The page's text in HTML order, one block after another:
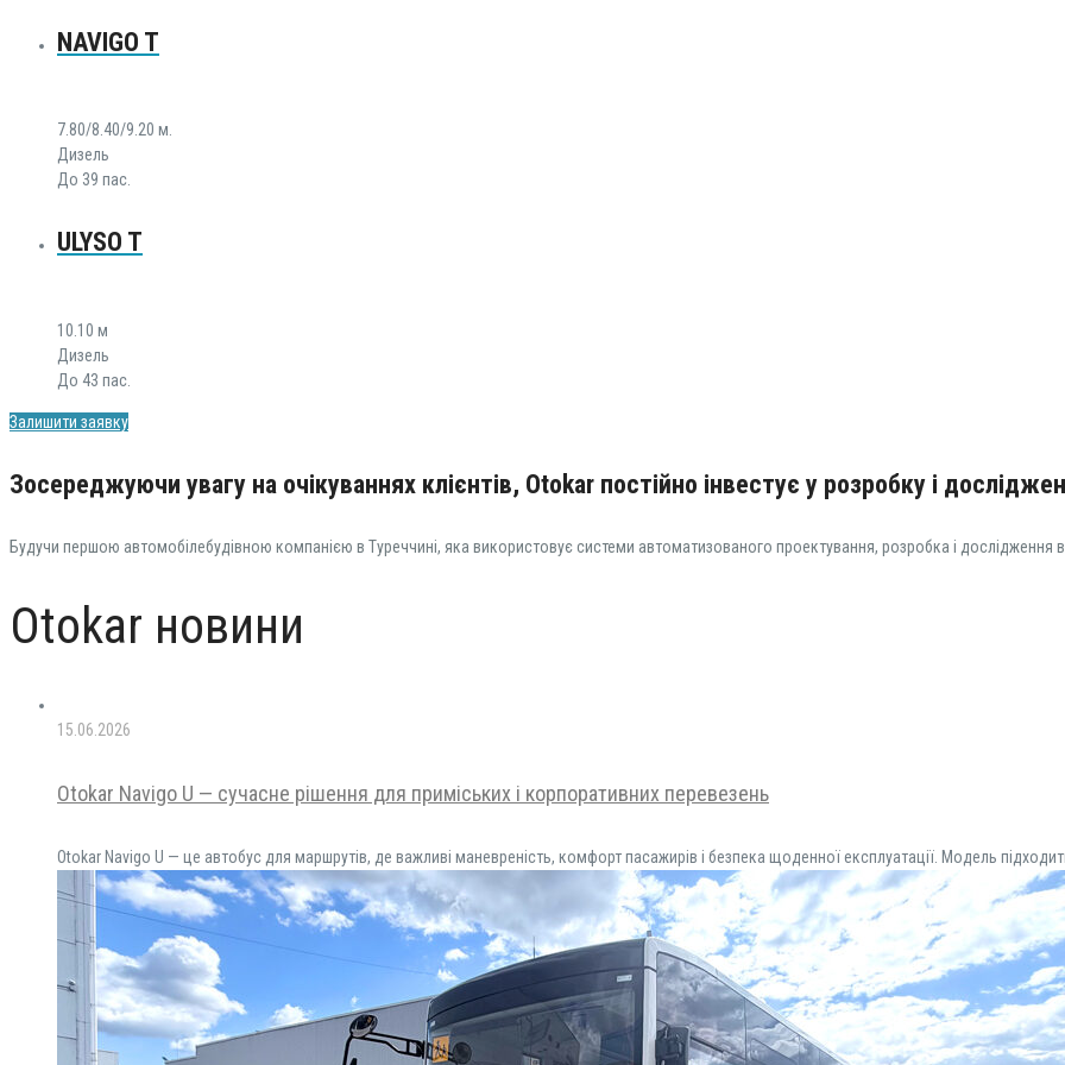
NAVIGO T
7.80/8.40/9.20 м.
Дизель
До 39 пас.
ULYSO T
10.10 м
Дизель
До 43 пас.
Залишити заявку
Зосереджуючи увагу на очікуваннях клієнтів, Otokar постійно інвестує у розробку і
Будучи першою автомобілебудівною компанією в Туреччині, яка використовує системи автоматизованого проектування, розробка і дослідження
Otokar новини
15.06.2026
Otokar Navigo U — сучасне рішення для приміських і корпоративних перевезень
Otokar Navigo U — це автобус для маршрутів, де важливі маневреність, комфорт пасажирів і безпека щоденної експлуатації. Модель